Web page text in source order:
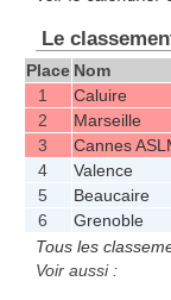
Le
Place Nom
1
Caluire
2
Marseille
3
Cannes
4
Valence
5
Beaucaire
6
Grenoble
Tous les
Voir aussi :